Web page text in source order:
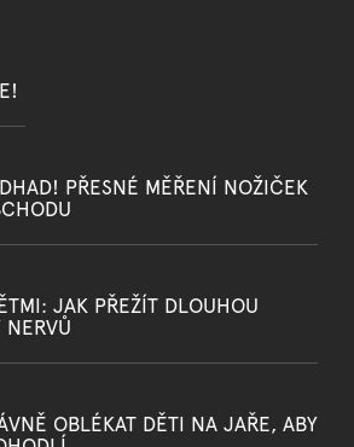
PŘESNÉ MĚŘENÍ NOŽIČEK
JAK PŘEŽÍT DLOUHOU
NERVŮ
OBLÉKAT DĚTI NA JAŘE, ABY